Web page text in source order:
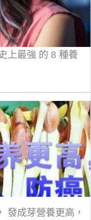
上最強 的 8 種養
發成芽營養更高，